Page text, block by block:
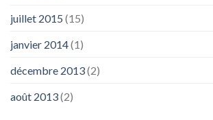
juillet 2015 (15)
janvier 2014(1)
décembre 2013(2)
août 2013(2)